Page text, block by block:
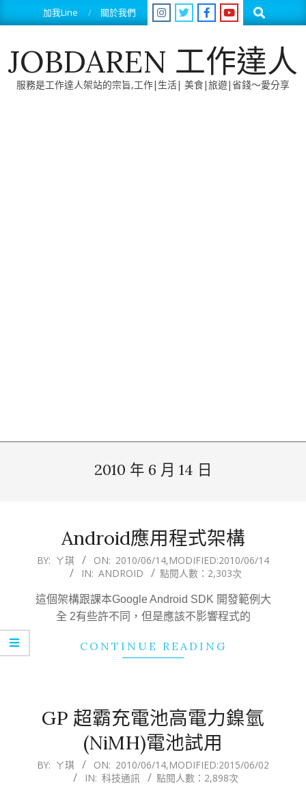
to
加我Line 關於我們 Search
JOBDAREN 工作達人
服務是工作達人架站的宗旨,工作|生活| 美食|旅遊|省錢～愛分享
2010 年 6 月 14 日
Android應用程式架構
2010-
14
BY: ㄚ琪 ON: 2010/06/14,MODIFIED:2010/06/14
IN: ANDROID 點閱人數：2,303次
這個架構跟課本Google Android SDK 開發範例大
全 2有些許不同，但是應該不影響程式的
CONTINUE READING
GP 超霸充電池高電力鎳氫
(NiMH)電池試用
2010-
BY: ㄚ琪 ON: 2010/06/14,MODIFIED:2015/06/02
IN: 科技通訊 點閱人數：2,898次